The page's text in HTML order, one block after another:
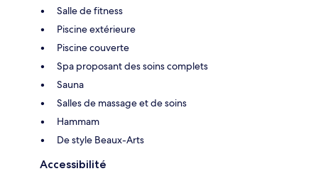
Salle de fitness
Piscine extérieure
Piscine couverte
Spa proposant des soins complets
Sauna
Salles de massage et de soins
Hammam
De style Beaux-Arts
Accessibilité